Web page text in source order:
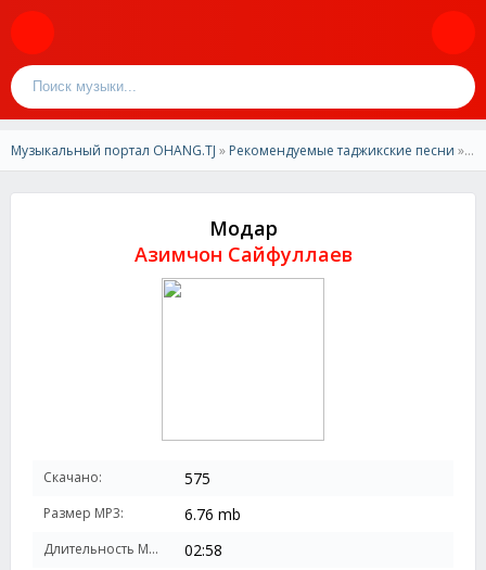
Музыкальный портал OHANG.TJ » Рекомендуемые таджикские песни » Азимчон Сайфуллаев- Модар
Модар
Азимчон Сайфуллаев
Скачано: 575
Размер MP3: 6.76 mb
Длительность MP3: 02:58